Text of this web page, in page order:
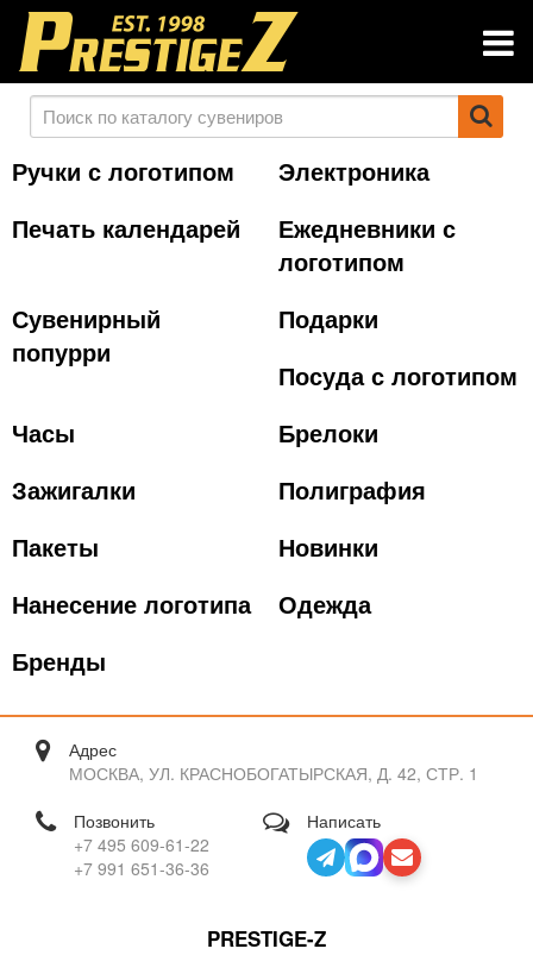
Ручки с логотипом
Электроника
Печать календарей
Ежедневники с
логотипом
Сувенирный
попурри
Подарки
Посуда с логотипом
Часы
Брелоки
Зажигалки
Полиграфия
Пакеты
Новинки
Нанесение логотипа
Одежда
Бренды
Адрес
МОСКВА, УЛ. КРАСНОБОГАТЫРСКАЯ, Д. 42, СТР. 1
Позвонить
+7 495 609-61-22
+7 991 651-36-36
Написать
PRESTIGE-Z